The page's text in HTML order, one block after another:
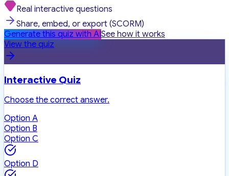
Real interactive questions
Share, embed, or export (SCORM)
Generate this quiz with AISee how it works
View the quiz
Interactive Quiz
Choose the correct answer.
Option A
Option B
Option C
Option D